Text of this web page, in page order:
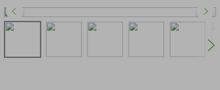
perfume